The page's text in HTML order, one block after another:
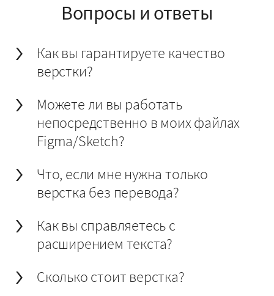
Вопросы и ответы
Как вы гарантируете качество
верстки?
Можете ли вы работать
непосредственно в моих файлах
Figma/Sketch?
Что, если мне нужна только
верстка без перевода?
Как вы справляетесь с
расширением текста?
Сколько стоит верстка?